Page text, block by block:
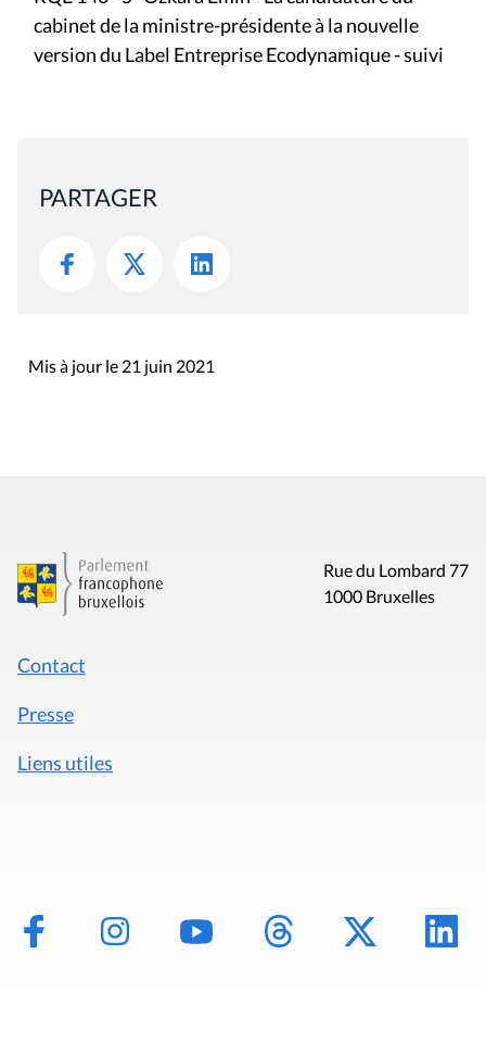
cabinet de la ministre-présidente à la nouvelle
version du Label Entreprise Ecodynamique - suivi
PARTAGER
Mis à jour le 21 juin 2021
Rue du Lombard 77
1000 Bruxelles
Contact
Presse
Liens utiles